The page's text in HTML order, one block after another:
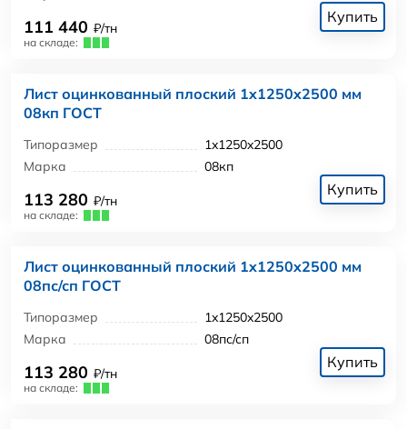
111 440 ₽/тн
на складе:
Купить
Лист оцинкованный плоский 1x1250x2500 мм
08кп ГОСТ
Типоразмер
1x1250x2500
Марка
08кп
113 280 ₽/тн
на складе:
Купить
Лист оцинкованный плоский 1x1250x2500 мм
08пс/сп ГОСТ
Типоразмер
1x1250x2500
Марка
08пс/сп
113 280 ₽/тн
на складе:
Купить